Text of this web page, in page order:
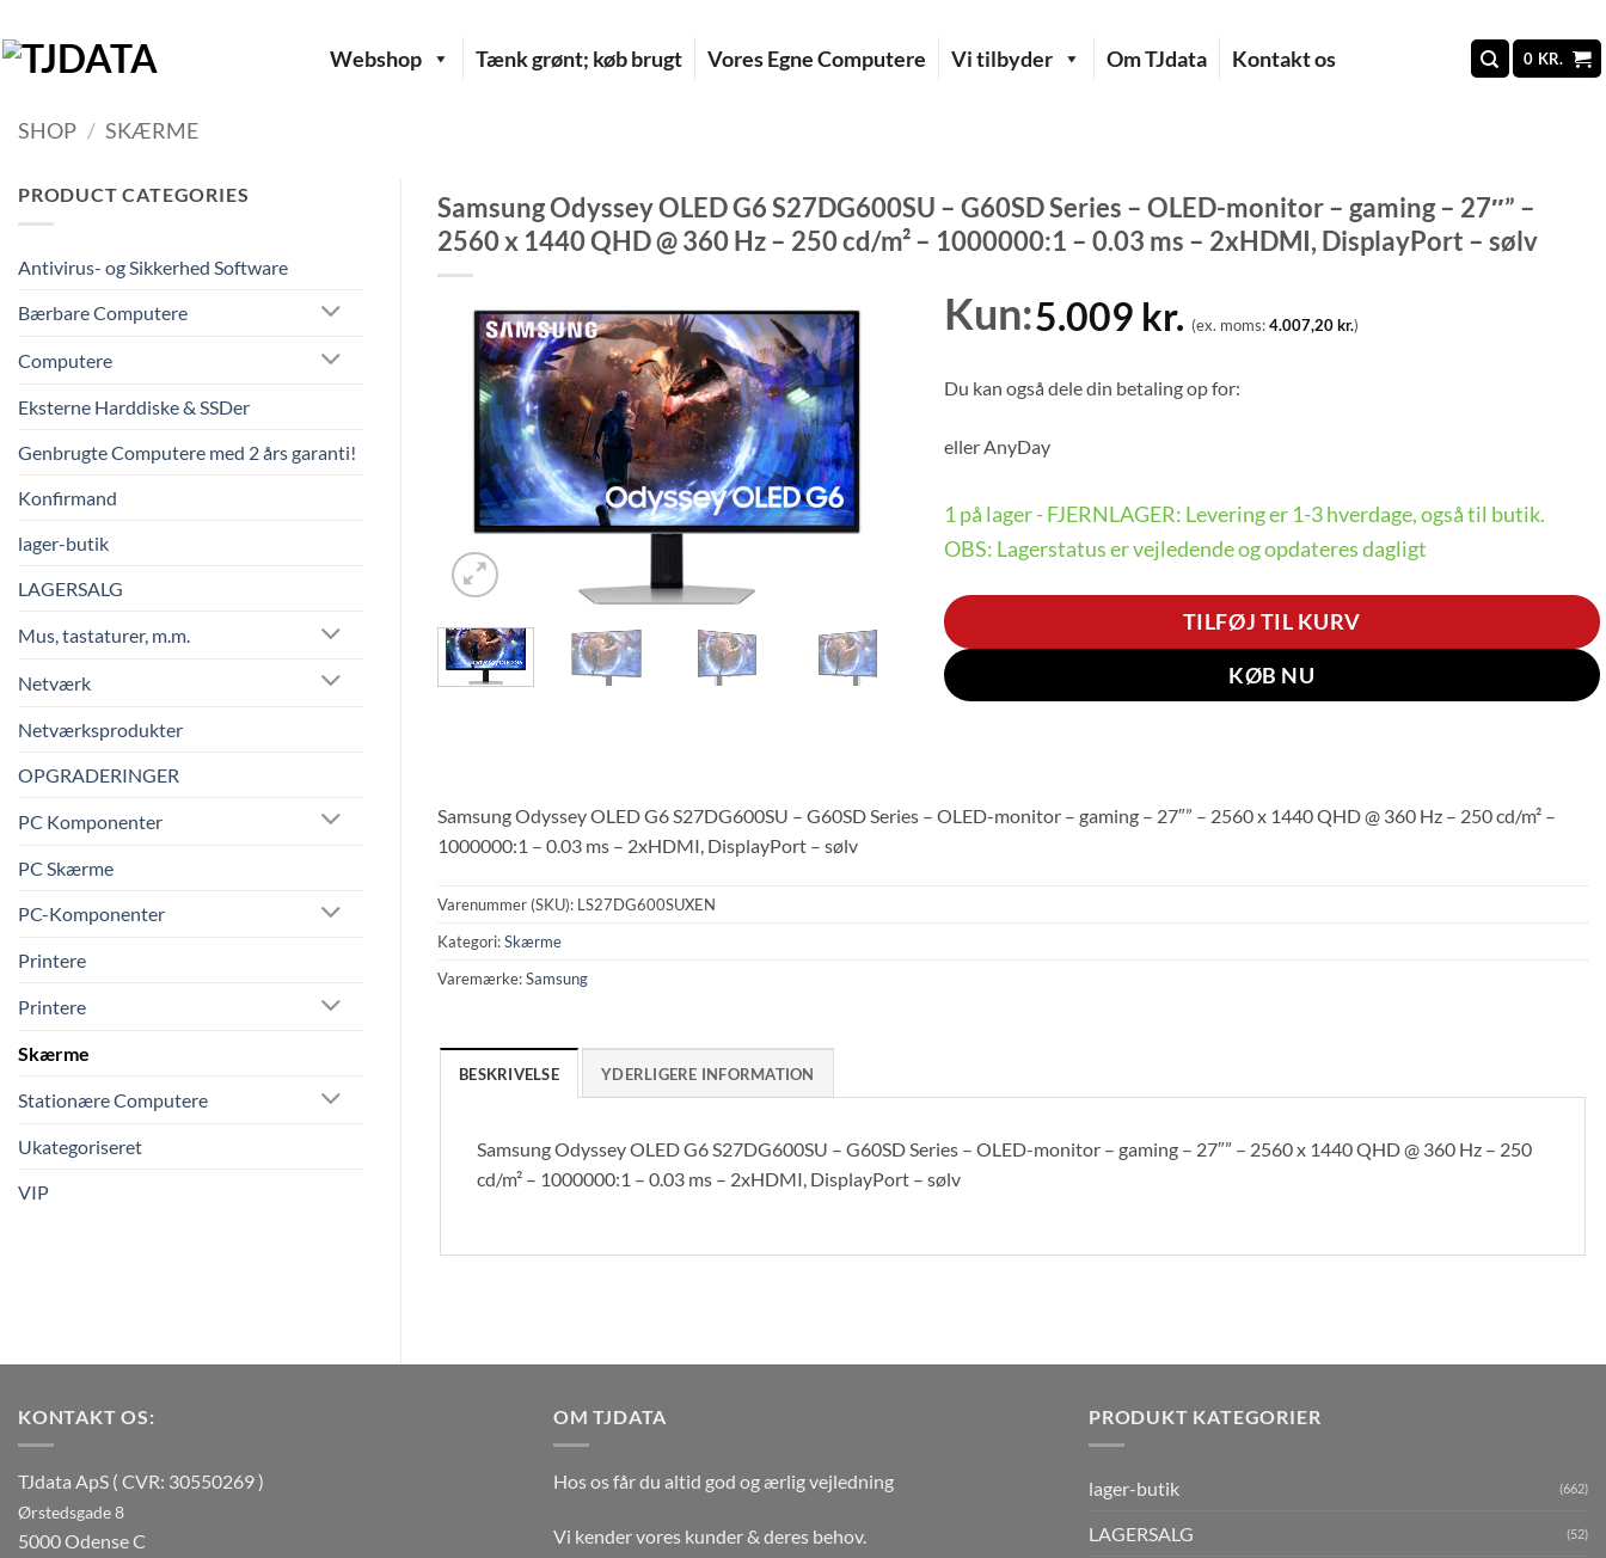
til
indhold
Webshop Tænk grønt; køb brugt Vores Egne Computere Vi tilbyder Om TJdata Kontakt os 0 KR.
SHOP / SKÆRME
PRODUCT CATEGORIES
Antivirus- og Sikkerhed Software
Bærbare Computere
Computere
Eksterne Harddiske & SSDer
Genbrugte Computere med 2 års garanti!
Konfirmand
lager-butik
LAGERSALG
Mus, tastaturer, m.m.
Netværk
Netværksprodukter
OPGRADERINGER
PC Komponenter
PC Skærme
PC-Komponenter
Printere
Printere
Skærme
Stationære Computere
Ukategoriseret
VIP
Samsung Odyssey OLED G6 S27DG600SU – G60SD Series – OLED-monitor – gaming – 27″” –
2560 x 1440 QHD @ 360 Hz – 250 cd/m² – 1000000:1 – 0.03 ms – 2xHDMI, DisplayPort – sølv
Kun:5.009 kr. (ex. moms:4.007,20kr.)
Du kan også dele din betaling op for:
ellerAnyDay
1 på lager - FJERNLAGER: Levering er 1-3 hverdage, også til butik.
OBS: Lagerstatus er vejledende og opdateres dagligt
TILFØJ TIL KURV
KØB NU
Samsung Odyssey OLED G6 S27DG600SU – G60SD Series – OLED-monitor – gaming – 27″” – 2560 x 1440 QHD @ 360 Hz – 250 cd/m² –
1000000:1 – 0.03 ms – 2xHDMI, DisplayPort – sølv
Varenummer (SKU): LS27DG600SUXEN
Kategori:Skærme
Varemærke:Samsung
BESKRIVELSE YDERLIGERE INFORMATION
Samsung Odyssey OLED G6 S27DG600SU – G60SD Series – OLED-monitor – gaming – 27″” – 2560 x 1440 QHD @ 360 Hz – 250
cd/m² – 1000000:1 – 0.03 ms – 2xHDMI, DisplayPort – sølv
KONTAKT OS:
TJdata ApS ( CVR: 30550269 )
Ørstedsgade 8
5000 Odense C
OM TJDATA
Hos os får du altid god og ærlig vejledning
Vi kender vores kunder & deres behov.
PRODUKT KATEGORIER
lager-butik (662)
LAGERSALG (52)